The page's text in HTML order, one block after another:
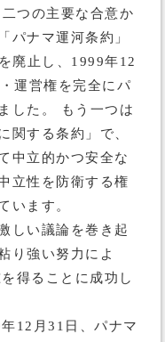
つの主要な合意か
パナマ運河条約」
廃止し、1999年12
運営権を完全にパ
した。 もう一つは
関する条約」で、
中立的かつ安全な
立性を防衛する権
います。
しい議論を巻き起
り強い努力によ
得ることに成功し
12月31日、パナマ